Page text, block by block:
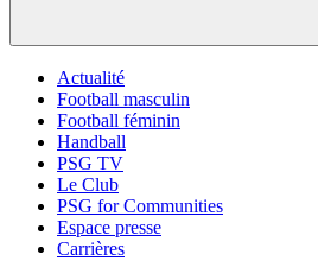
Actualité
Football masculin
Football féminin
Handball
PSG TV
Le Club
PSG for Communities
Espace presse
Carrières